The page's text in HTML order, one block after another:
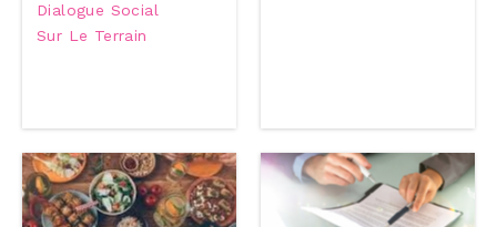
Dialogue Social
Sur Le Terrain